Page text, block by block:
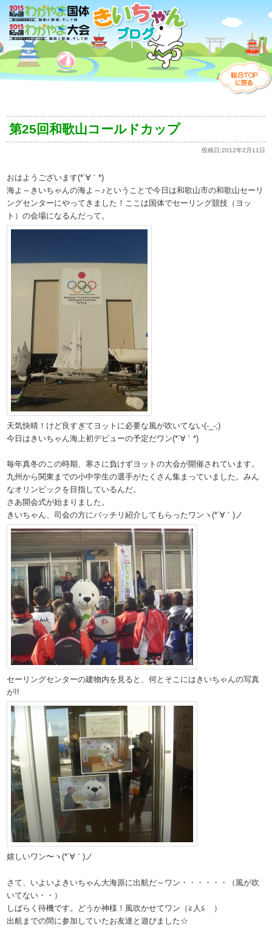
第25回和歌山コールドカップ
投稿日:2012年2月11日
おはようございます(*´∀｀*)
海よ～きいちゃんの海よ～♪ということで今日は和歌山市の和歌山セーリ
ングセンターにやってきました！ここは国体でセーリング競技（ヨッ
ト）の会場になるんだって。
天気快晴！けど良すぎてヨットに必要な風が吹いてない(-_-;)
今日はきいちゃん海上初デビューの予定だワン(*´∀｀*)
毎年真冬のこの時期、寒さに負けずヨットの大会が開催されています。
九州から関東までの小中学生の選手がたくさん集まっていました。みん
なオリンピックを目指しているんだ。
さあ開会式が始まりました。
きいちゃん、司会の方にバッチリ紹介してもらったワンヽ(*´∀｀)ノ
セーリングセンターの建物内を見ると、何とそこにはきいちゃんの写真
が!!
嬉しいワン〜ヽ(*´∀｀)ノ
さて、いよいよきいちゃん大海原に出航だ～ワン・・・・・・（風が吹
いてない・・）
しばらく待機です。どうか神様！風吹かせてワン（≧人≦ ）
出航までの間に参加していたお友達と遊びました☆